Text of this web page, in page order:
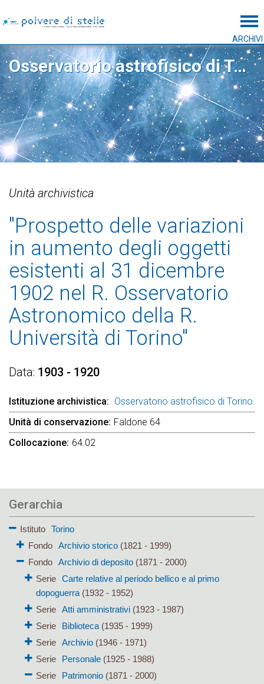
ARCHIVI
Osservatorio astrofisico di Torino
Unità archivistica
"Prospetto delle variazioni
in aumento degli oggetti
esistenti al 31 dicembre
1902 nel R. Osservatorio
Astronomico della R.
Università di Torino"
Data 1903 - 1920
Istituzione archivistica
Osservatorio astrofisico di Torino
Unità di conservazione Faldone 64
Collocazione 64.02
Gerarchia
Istituto
Torino
Fondo
Archivio storico(1821 - 1999)
Fondo
Archivio di deposito(1871 - 2000)
Serie Carte relative al periodo bellico e al primo
dopoguerra(1932 - 1952)
Serie Atti amministrativi(1923 - 1987)
Serie
Biblioteca(1935 - 1999)
Serie Archivio(1946 - 1971)
Serie
Personale(1925 - 1988)
Serie
Patrimonio(1871 - 2000)